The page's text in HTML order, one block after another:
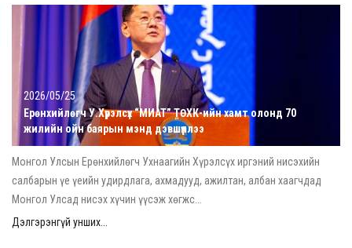
2026/05/25
Ерөнхийлөгч У.Хүрэлсүх “МИАТ” ТӨХК-ийн хамт олонд 70
жилийн ойн баярын мэнд дэвшүүллээ
Монгол Улсын Ерөнхийлөгч Ухнаагийн Хүрэлсүх иргэний нисэхийн
салбарын үе үеийн удирдлага, ахмадууд, ажилтан, албан хаагчдад
Монгол Улсад нисэх хүчин үүсэж хөгжс...
Дэлгэрэнгүй унших...